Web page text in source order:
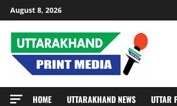
Skip
to
content
August 8, 2026
HOME UTTARAKHAND NEWS UTTAR